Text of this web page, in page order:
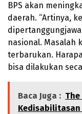
BPS akan
daerah. “Artinya,
nasional. Masalah
terbarukan.
bisa dilakukan
Baca Juga :
Kedisabilitasan